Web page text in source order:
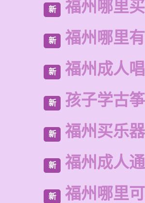
新 福州哪里
新 福州哪里
新 福州成人
新 孩子学古
新 福州买乐
新 福州成人
新 福州哪里